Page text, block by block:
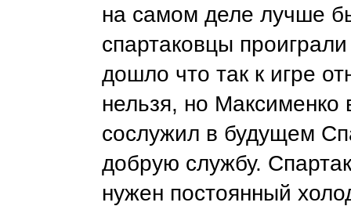
на самом деле лучше
спартаковцы
дошло что так к игре
нельзя, но Максименко
сослужил в будущем
добрую службу.
нужен постоянный